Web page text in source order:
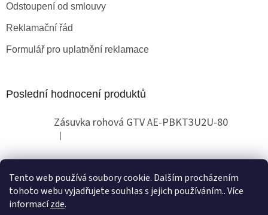
Tento web používá soubory cookie. Dalším procházením
tohoto webu vyjadřujete souhlas s jejich používáním.. Více
informacízde.
Odstoupení od smlouvy
Reklamační řád
Formulář pro uplatnění reklamace
Poslední hodnocení produktů
Zásuvka rohová GTV AE-PBKT3U2U-80
Hodnocení produktu je 2 z 5 hvězdiček.
|
Obchodní pokyny